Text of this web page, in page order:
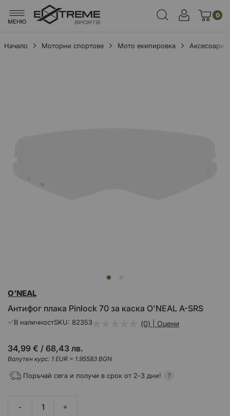
МЕНЮ
0
Начало Моторни спортове Мото екипировка
Аксесоари
към
на
галерия
Антифог плака Pinlock 70 за каска O'NEAL A-SRS
O'NEAL
В наличностSKU 82353 (0) | Оцени
34,99 € / 68,43 лв.
Валутен курс: 1 EUR = 1.95583 BGN
Поръчай сега и получи в срок от 2-3 дни!